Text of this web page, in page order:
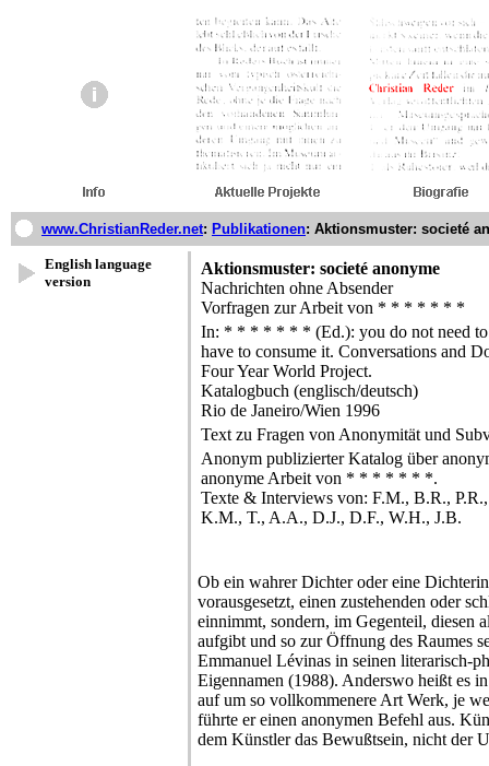
www.ChristianReder.net: Publikationen: Aktionsmuster: societé
English language
version
Aktionsmuster: societé anonyme
Nachrichten ohne Absender
Vorfragen zur Arbeit von * * * * * * *
In: * * * * * * * (Ed.): you do not need to
have to consume it. Conversations and
Four Year World Project.
Katalogbuch (englisch/deutsch)
Rio de Janeiro/Wien 1996
Text zu Fragen von Anonymität und
Anonym publizierter Katalog über
anonyme Arbeit von * * * * * * *.
Texte & Interviews von: F.M., B.R.,
K.M., T., A.A., D.J., D.F., W.H., J.B.
Ob ein wahrer Dichter oder eine
vorausgesetzt, einen zustehenden oder
einnimmt, sondern, im Gegenteil, diesen
aufgibt und so zur Öffnung des Raumes
Emmanuel Lévinas in seinen literarisch-
Eigennamen (1988). Anderswo heißt es
auf um so vollkommenere Art Werk, je
führte er einen anonymen Befehl aus.
dem Künstler das Bewußtsein, nicht der